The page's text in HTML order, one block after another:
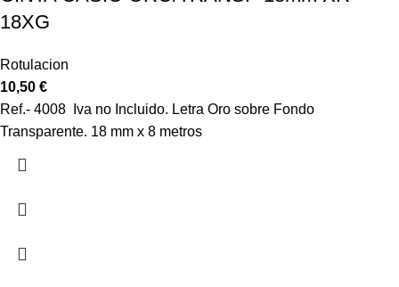
18XG
Rotulacion
10,50 €
Ref.- 4008 Iva no Incluido. Letra Oro sobre Fondo
Transparente. 18 mm x 8 metros